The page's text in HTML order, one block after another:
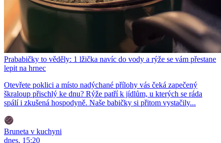
Prababičky to věděly: 1 lžička navíc do vody a rýže se vám přestane
lepit na hrnec
Otevřete poklici a místo nadýchané přílohy vás čeká zapečený
škraloup přischlý ke dnu? Rýže patří k jídlům, u kterých se ráda
spálí i zkušená hospodyně. Naše babičky si přitom vystačily...
Bruneta v kuchyni
dnes, 15:20